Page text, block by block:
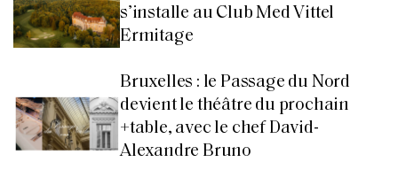
s’installe au Club Med Vittel
Ermitage
Bruxelles : le Passage du Nord
devient le théâtre du prochain
+table, avec le chef David-
Alexandre Bruno